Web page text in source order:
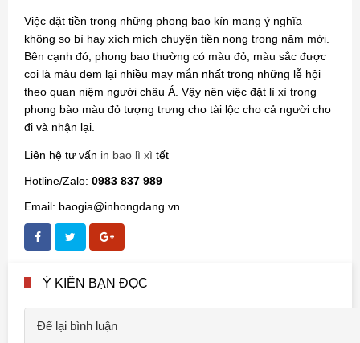
Việc đặt tiền trong những phong bao kín mang ý nghĩa
không so bì hay xích mích chuyện tiền nong trong năm mới.
Bên cạnh đó, phong bao thường có màu đỏ, màu sắc được
coi là màu đem lại nhiều may mắn nhất trong những lễ hội
theo quan niệm người châu Á. Vậy nên việc đặt lì xì trong
phong bào màu đỏ tượng trưng cho tài lộc cho cả người cho
đi và nhận lại.
Liên hệ tư vấn in bao lì xì tết
Hotline/Zalo: 0983 837 989
Email: baogia@inhongdang.vn
Ý KIẾN BẠN ĐỌC
Để lại bình luận